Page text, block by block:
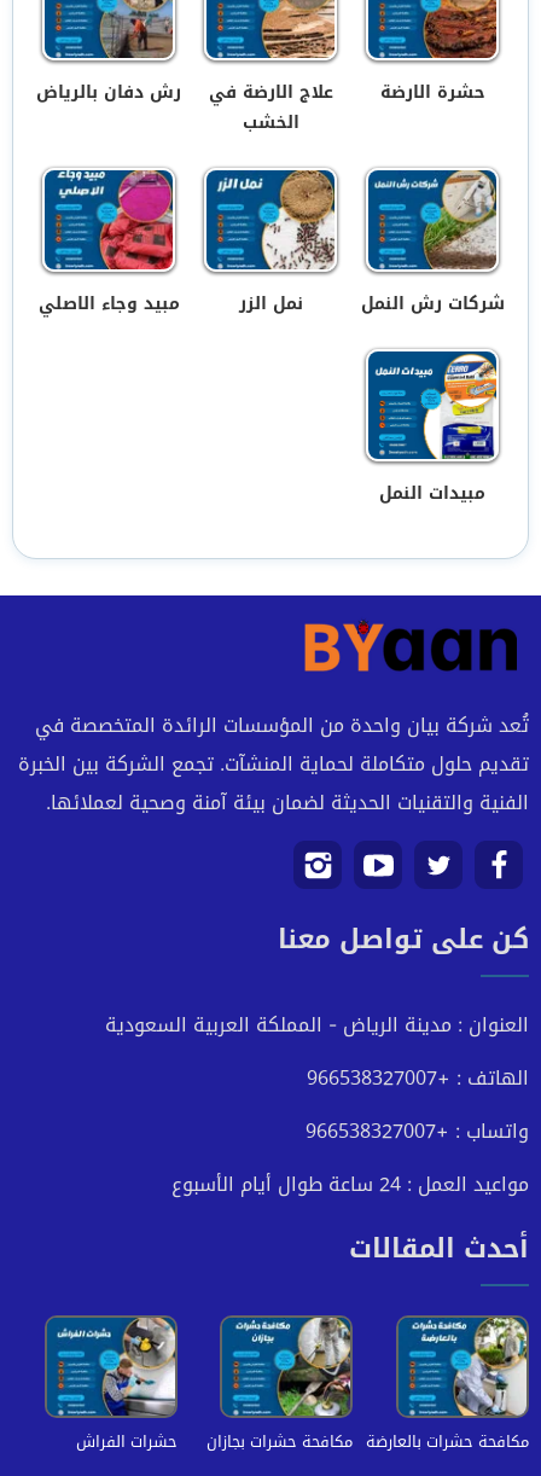
حشرة الارضة
علاج الارضة في
الخشب
رش دفان بالرياض
شركات رش النمل نمل الزر مبيد وجاء الاصلي
مبيدات النمل
تُعد شركة بيان واحدة من المؤسسات الرائدة المتخصصة في
تقديم حلول متكاملة لحماية المنشآت. تجمع الشركة بين الخبرة
الفنية والتقنيات الحديثة لضمان بيئة آمنة وصحية لعملائها.
تابعنا
على
تابعنا
على
تابعنا
على
تابعنا
على
انستجرام
كن على تواصل معنا
العنوان : مدينة الرياض - المملكة العربية السعودية
الهاتف : +966538327007
واتساب : +966538327007
مواعيد العمل : 24 ساعة طوال أيام الأسبوع
أحدث المقالات
مكافحة حشرات بالعارضة مكافحة حشرات بجازان حشرات الفراش